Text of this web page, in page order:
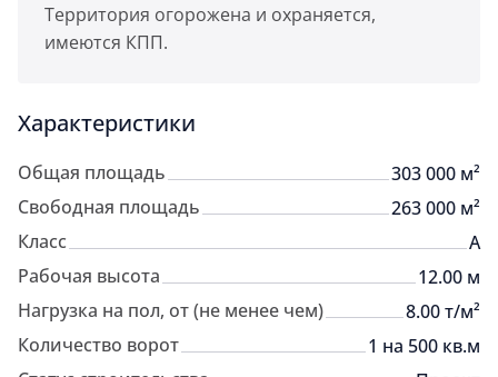
Территория огорожена и охраняется,
имеются КПП.
Характеристики
Общая площадь
303 000 м²
Свободная площадь
263 000 м²
Класс
A
Рабочая высота
12.00 м
Нагрузка на пол, от (не менее чем)
8.00 т/м²
Количество ворот
1 на 500 кв.м